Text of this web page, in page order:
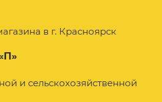
в г. Красноярск
и сельскохозяйственной